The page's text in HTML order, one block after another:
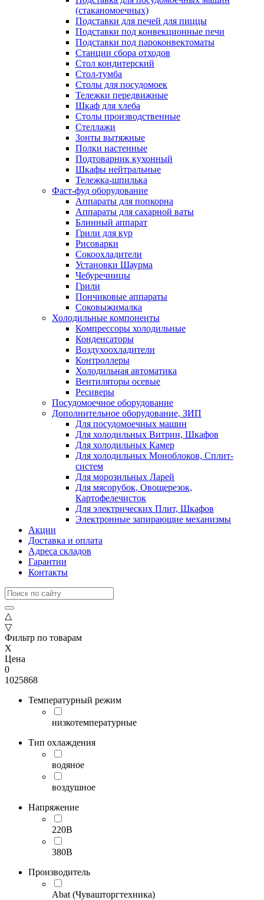
(стаканомоечных)
Подставки для печей для пиццы
Подставки под конвекционные печи
Подставки под пароконвектоматы
Станции сбора отходов
Стол кондитерский
Стол-тумба
Столы для посудомоек
Тележки передвижные
Шкаф для хлеба
Столы производственные
Стеллажи
Зонты вытяжные
Полки настенные
Подтоварник кухонный
Шкафы нейтральные
Тележка-шпилька
Фаст-фуд оборудование
Аппараты для попкорна
Аппараты для сахарной ваты
Блинный аппарат
Грили для кур
Рисоварки
Сокоохладители
Установки Шаурма
Чебуречницы
Грили
Пончиковые аппараты
Соковыжималка
Холодильные компоненты
Компрессоры холодильные
Конденсаторы
Воздухоохладители
Контроллеры
Холодильная автоматика
Вентиляторы осевые
Ресиверы
Посудомоечное оборудование
Дополнительное оборудование, ЗИП
Для посудомоечных машин
Для холодильных Витрин, Шкафов
Для холодильных Камер
Для холодильных Моноблоков, Сплит-
систем
Для морозильных Ларей
Для мясорубок, Овощерезок,
Картофелечисток
Для электрических Плит, Шкафов
Электронные запирающие механизмы
Акции
Доставка и оплата
Адреса складов
Гарантии
Контакты
△
▽
Фильтр по товарам
X
Цена
0
1025868
Температурный режим
низкотемпературные
Тип охлаждения
водяное
воздушное
Напряжение
220В
380В
Производитель
Abat (Чувашторгтехника)